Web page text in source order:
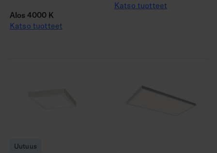
Alos 4000 K
Katso tuotteet
Katso tuotteet
Uutuus